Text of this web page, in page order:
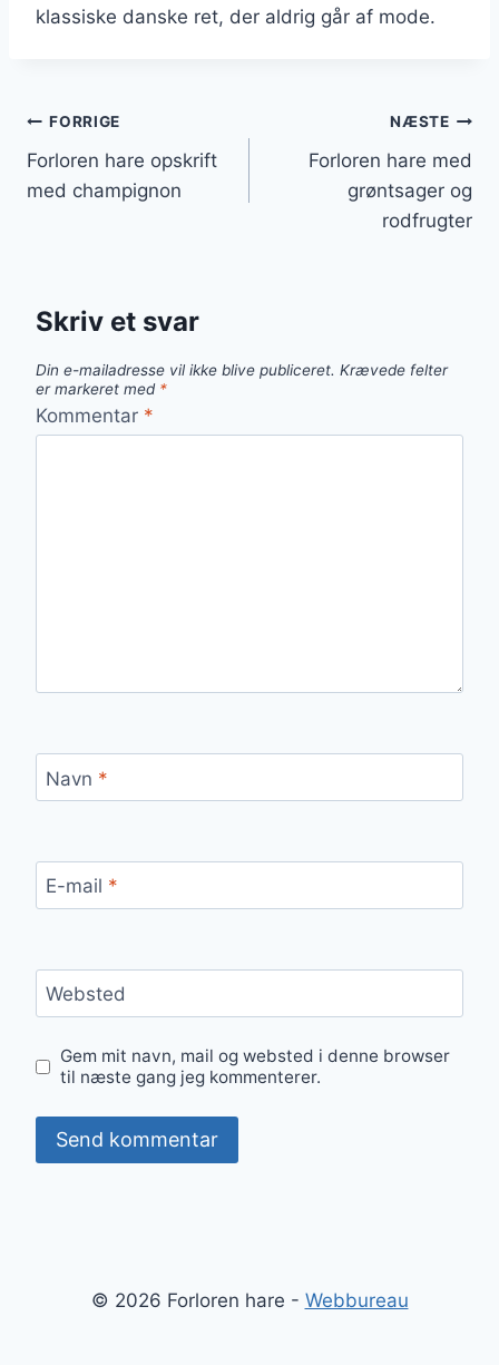
klassiske danske ret, der aldrig går af mode.
Indlægsnavigation
FORRIGE
Forloren hare opskrift
med champignon
NÆSTE
Forloren hare med
grøntsager og
rodfrugter
Skriv et svar
Din e-mailadresse vil ikke blive publiceret. Krævede felter
er markeret med *
Kommentar *
Navn *
E-mail *
Websted
Gem mit navn, mail og websted i denne browser
til næste gang jeg kommenterer.
© 2026 Forloren hare - Webbureau